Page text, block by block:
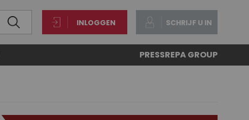
INLOGGEN SCHRIJF U IN
PRESSREPA GROUP